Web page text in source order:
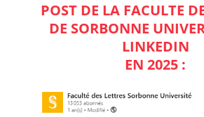
POST DE LA FACULTE
DE SORBONNE
LINKEDIN
EN 2025 :